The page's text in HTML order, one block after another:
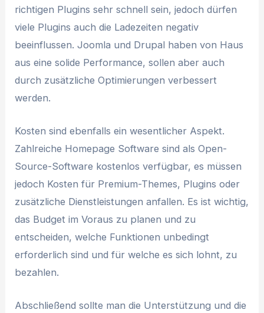
richtigen Plugins sehr schnell sein, jedoch dürfen
viele Plugins auch die Ladezeiten negativ
beeinflussen. Joomla und Drupal haben von Haus
aus eine solide Performance, sollen aber auch
durch zusätzliche Optimierungen verbessert
werden.
Kosten sind ebenfalls ein wesentlicher Aspekt.
Zahlreiche Homepage Software sind als Open-
Source-Software kostenlos verfügbar, es müssen
jedoch Kosten für Premium-Themes, Plugins oder
zusätzliche Dienstleistungen anfallen. Es ist wichtig,
das Budget im Voraus zu planen und zu
entscheiden, welche Funktionen unbedingt
erforderlich sind und für welche es sich lohnt, zu
bezahlen.
Abschließend sollte man die Unterstützung und die